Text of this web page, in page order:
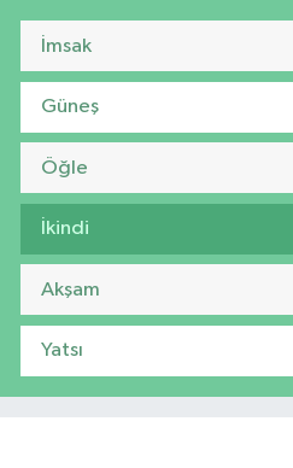
İmsak
Güneş
Öğle
İkindi
Akşam
Yatsı